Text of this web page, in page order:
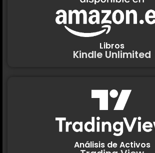
Libros
Kindle Unlimited
Análisis de Activos